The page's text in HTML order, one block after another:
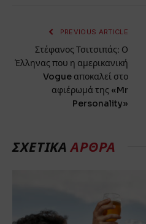
PREVIOUS ARTICLE
Στέφανος Τσιτσιπάς: Ο
Έλληνας που η αμερικανική
Vogue αποκαλεί στο
αφιέρωμά της «Mr
Personality»
ΣΧΕΤΙΚΆΆΡΘΡΑ